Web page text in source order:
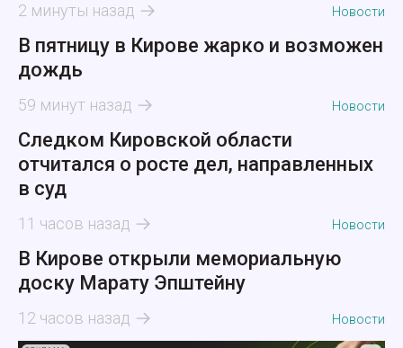
2 минуты назад Новости
В пятницу в Кирове жарко и возможен
дождь
59 минут назад Новости
Следком Кировской области
отчитался о росте дел, направленных
в суд
11 часов назад Новости
В Кирове открыли мемориальную
доску Марату Эпштейну
12 часов назад Новости